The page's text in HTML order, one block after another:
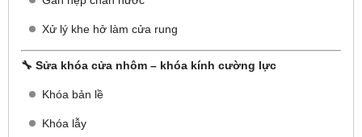
Xử lý khe hở làm cửa rung
🔧 Sửa khóa cửa nhôm – khóa kính cường lực
Khóa bản lề
Khóa lẫy